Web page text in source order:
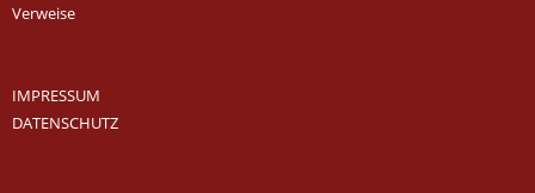
Verweise
IMPRESSUM
DATENSCHUTZ